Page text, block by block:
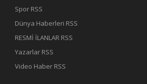
Spor RSS
Dünya Haberleri RSS
RESMİ İLANLAR RSS
Yazarlar RSS
Video Haber RSS